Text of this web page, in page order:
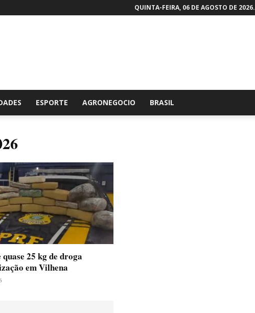
QUINTA-FEIRA, 06 DE AGOSTO DE 2026.
ESPORTE AGRONEGOCIO BRASIL
25 kg de droga
em Vilhena